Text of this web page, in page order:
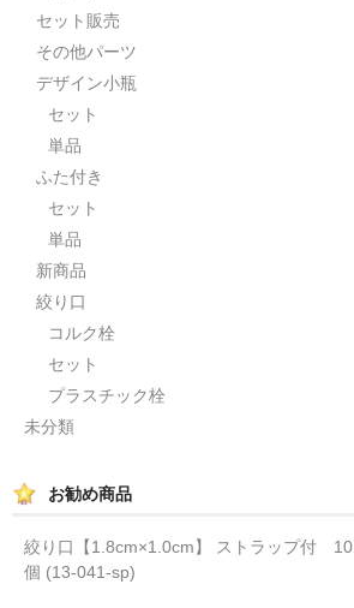
セット販売
その他パーツ
デザイン小瓶
セット
単品
ふた付き
セット
単品
新商品
絞り口
コルク栓
セット
プラスチック栓
未分類
お勧め商品
絞り口【1.8cm×1.0cm】 ストラップ付 10
個 (13-041-sp)